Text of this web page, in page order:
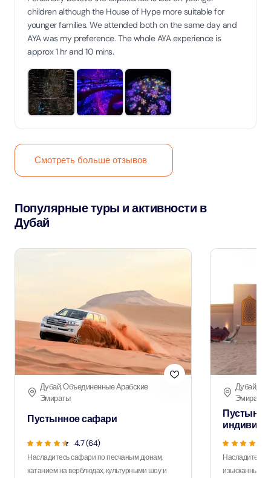
children although the House of Hype more suitable for
younger families. We attended both on the same day and
AYA was my preference. The whole AYA experience is
approx 1 hr and 10 mins.
Смотреть больше отзывов
Популярные туры и активности в
Дубай
Дубай, Объединенные Арабские
Эмираты
Пустынное сафари
4.7 (64)
Насладитесь сафари по песчаным дюнам,
катанием на верблюдах, культурными шоу и
Дубай,
Эмираты
Насладитесь
изысканным